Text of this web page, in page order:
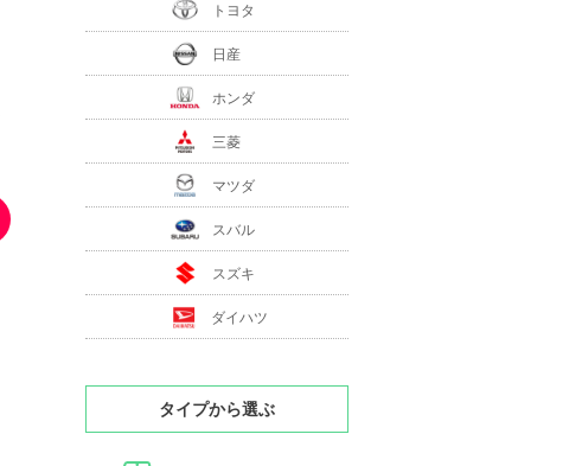
トヨタ
日産
ホンダ
三菱
マツダ
スバル
スズキ
ダイハツ
タイプから選ぶ